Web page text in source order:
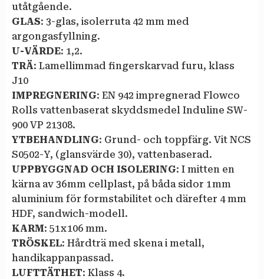
utåtgående.
GLAS: 3-glas, isolerruta 42 mm med
argongasfyllning.
U-VÄRDE: 1,2.
TRÄ: Lamellimmad fingerskarvad furu, klass
J10
IMPREGNERING: EN 942 impregnerad Flowco
Rolls vattenbaserat skyddsmedel Induline SW-
900 VP 21308.
YTBEHANDLING: Grund- och toppfärg. Vit NCS
S0502-Y, (glansvärde 30), vattenbaserad.
UPPBYGGNAD OCH ISOLERING: I mitten en
kärna av 36 mm cellplast, på båda sidor 1 mm
aluminium för formstabilitet och därefter 4 mm
HDF, sandwich-modell.
KARM: 51 x 106 mm.
TRÖSKEL: Hårdträ med skena i metall,
handikappanpassad.
LUFTTÄTHET: Klass 4.